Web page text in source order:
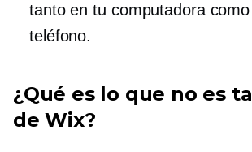
tanto en tu computadora
teléfono.
¿Qué es lo que no es
de Wix?